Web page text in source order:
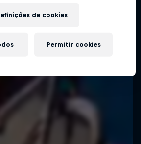
de cookies
Permitir cookies